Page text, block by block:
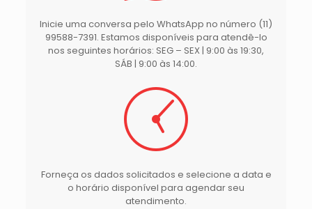
Inicie uma conversa pelo WhatsApp no número (11)
99588-7391. Estamos disponíveis para atendê-lo
nos seguintes horários: SEG – SEX | 9:00 às 19:30,
SÁB | 9:00 às 14:00.
Forneça os dados solicitados e selecione a data e
o horário disponível para agendar seu
atendimento.